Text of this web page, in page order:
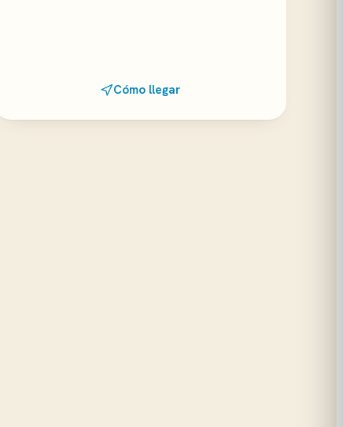
Cómo llegar